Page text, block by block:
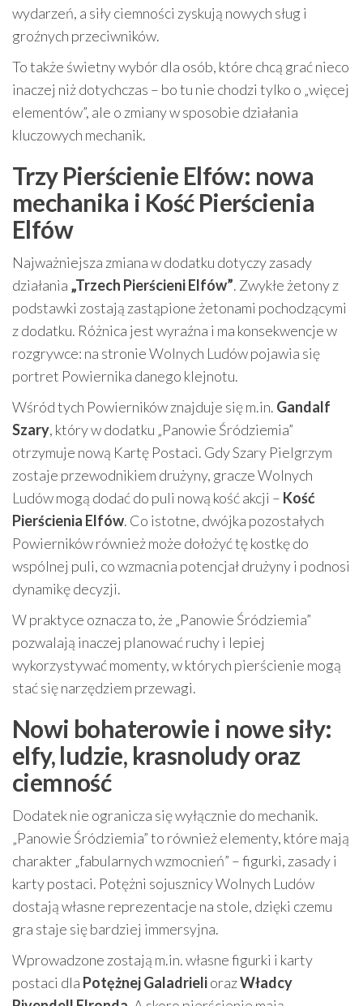
wydarzeń, a siły ciemności zyskują nowych sług i
groźnych przeciwników.
To także świetny wybór dla osób, które chcą grać nieco
inaczej niż dotychczas – bo tu nie chodzi tylko o „więcej
elementów”, ale o zmiany w sposobie działania
kluczowych mechanik.
Trzy Pierścienie Elfów: nowa
mechanika i Kość Pierścienia
Elfów
Najważniejsza zmiana w dodatku dotyczy zasady
działania „Trzech Pierścieni Elfów”. Zwykłe żetony z
podstawki zostają zastąpione żetonami pochodzącymi
z dodatku. Różnica jest wyraźna i ma konsekwencje w
rozgrywce: na stronie Wolnych Ludów pojawia się
portret Powiernika danego klejnotu.
Wśród tych Powierników znajduje się m.in. Gandalf
Szary, który w dodatku „Panowie Śródziemia”
otrzymuje nową Kartę Postaci. Gdy Szary Pielgrzym
zostaje przewodnikiem drużyny, gracze Wolnych
Ludów mogą dodać do puli nową kość akcji – Kość
Pierścienia Elfów. Co istotne, dwójka pozostałych
Powierników również może dołożyć tę kostkę do
wspólnej puli, co wzmacnia potencjał drużyny i podnosi
dynamikę decyzji.
W praktyce oznacza to, że „Panowie Śródziemia”
pozwalają inaczej planować ruchy i lepiej
wykorzystywać momenty, w których pierścienie mogą
stać się narzędziem przewagi.
Nowi bohaterowie i nowe siły:
elfy, ludzie, krasnoludy oraz
ciemność
Dodatek nie ogranicza się wyłącznie do mechanik.
„Panowie Śródziemia” to również elementy, które mają
charakter „fabularnych wzmocnień” – figurki, zasady i
karty postaci. Potężni sojusznicy Wolnych Ludów
dostają własne reprezentacje na stole, dzięki czemu
gra staje się bardziej immersyjna.
Wprowadzone zostają m.in. własne figurki i karty
postaci dla Potężnej GaladrieliorazWładcy